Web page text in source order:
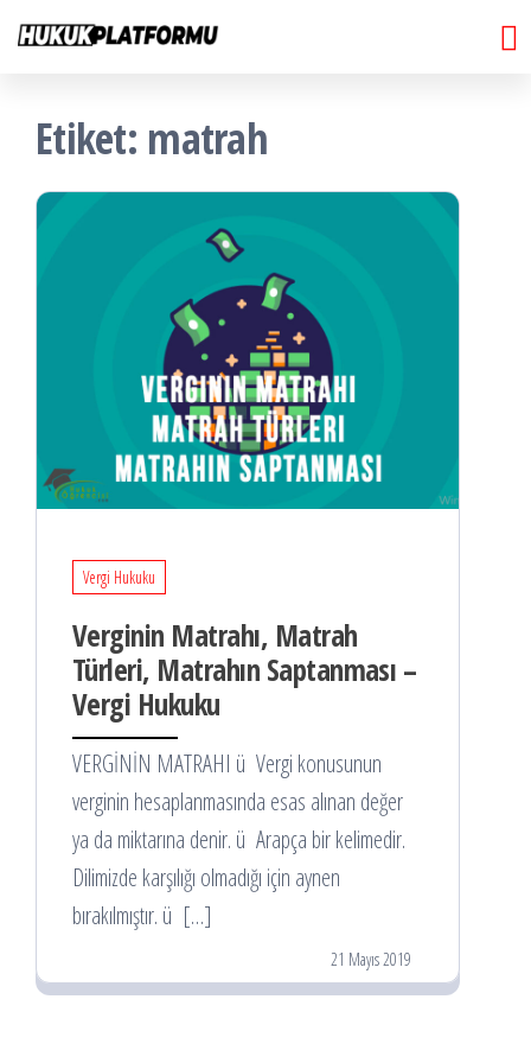
İçeriğe
atla
Etiket: matrah
Vergi Hukuku
Verginin Matrahı, Matrah
Türleri, Matrahın Saptanması –
Vergi Hukuku
VERGİNİN MATRAHI ü Vergi konusunun
verginin hesaplanmasında esas alınan değer
ya da miktarına denir. ü Arapça bir kelimedir.
Dilimizde karşılığı olmadığı için aynen
bırakılmıştır. ü […]
21 Mayıs 2019